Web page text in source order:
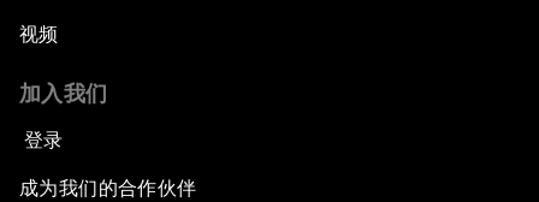
视频
加入我们
登录
成为我们的合作伙伴